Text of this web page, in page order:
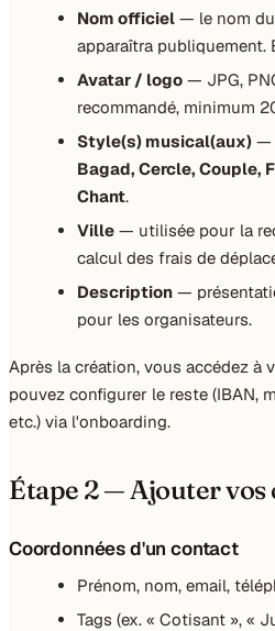
Nom officiel — le nom
apparaîtra publiquement.
Avatar / logo — JPG,
recommandé, minimum
Style(s) musical(aux) —
Bagad, Cercle, Couple,
Chant.
Ville — utilisée pour la
calcul des frais de
Description —
pour les organisateurs.
Après la création, vous accédez à
pouvez configurer le reste (IBAN,
etc.) via l'onboarding.
Étape 2 — Ajouter vos
Coordonnées d'un contact
Prénom, nom, email,
Tags (ex. « Cotisant », «